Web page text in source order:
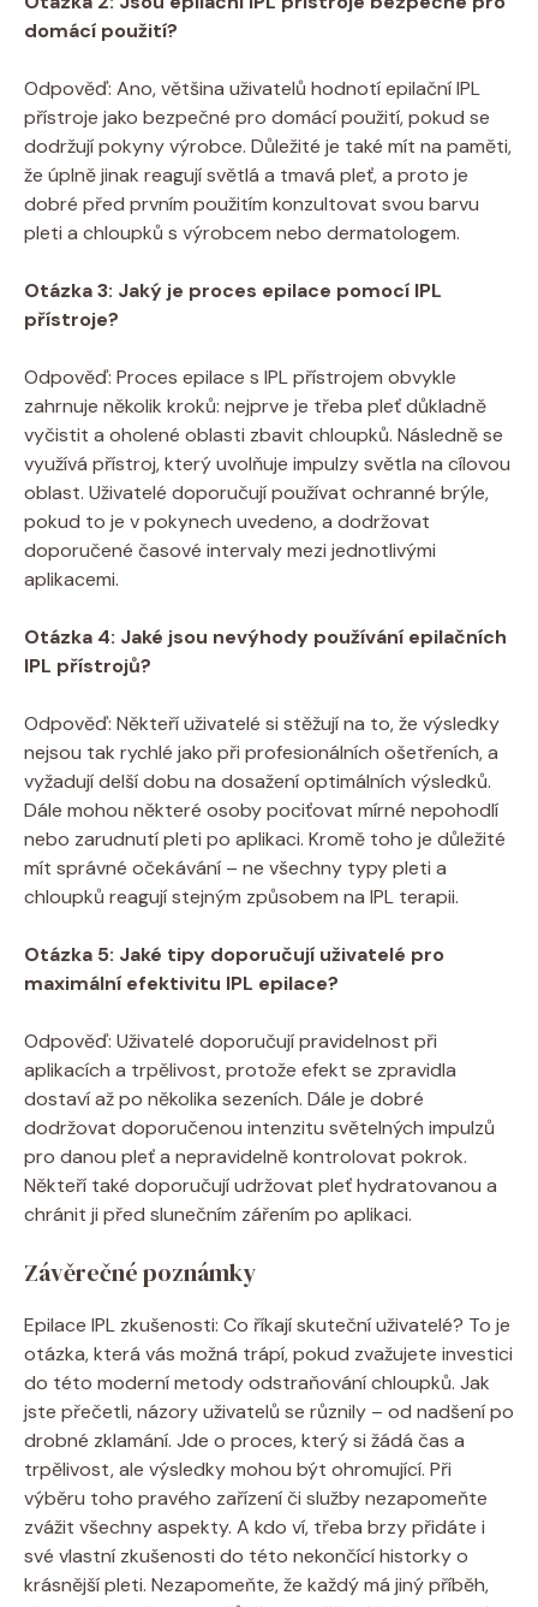
domácí použití?
Odpověď: Ano, většina uživatelů hodnotí epilační IPL
přístroje jako bezpečné pro domácí použití, pokud se
dodržují pokyny výrobce. Důležité je také mít na paměti,
že úplně jinak reagují světlá a tmavá pleť, a proto je
dobré před prvním použitím konzultovat svou barvu
pleti a chloupků s výrobcem nebo dermatologem.
Otázka 3: Jaký je proces epilace pomocí IPL
přístroje?
Odpověď: Proces epilace s IPL přístrojem obvykle
zahrnuje několik kroků: nejprve je třeba pleť důkladně
vyčistit a oholené oblasti zbavit chloupků. Následně se
využívá přístroj, který uvolňuje impulzy světla na cílovou
oblast. Uživatelé doporučují používat ochranné brýle,
pokud to je v pokynech uvedeno, a dodržovat
doporučené časové intervaly mezi jednotlivými
aplikacemi.
Otázka 4: Jaké jsou nevýhody používání epilačních
IPL přístrojů?
Odpověď: Někteří uživatelé si stěžují na to, že výsledky
nejsou tak rychlé jako při profesionálních ošetřeních, a
vyžadují delší dobu na dosažení optimálních výsledků.
Dále mohou některé osoby pociťovat mírné nepohodlí
nebo zarudnutí pleti po aplikaci. Kromě toho je důležité
mít správné očekávání – ne všechny typy pleti a
chloupků reagují stejným způsobem na IPL terapii.
Otázka 5: Jaké tipy doporučují uživatelé pro
maximální efektivitu IPL epilace?
Odpověď: Uživatelé doporučují pravidelnost při
aplikacích a trpělivost, protože efekt se zpravidla
dostaví až po několika sezeních. Dále je dobré
dodržovat doporučenou intenzitu světelných impulzů
pro danou pleť a nepravidelně kontrolovat pokrok.
Někteří také doporučují udržovat pleť hydratovanou a
chránit ji před slunečním zářením po aplikaci.
Závěrečné poznámky
Epilace IPL zkušenosti: Co říkají skuteční uživatelé? To je
otázka, která vás možná trápí, pokud zvažujete investici
do této moderní metody odstraňování chloupků. Jak
jste přečetli, názory uživatelů se různily – od nadšení po
drobné zklamání. Jde o proces, který si žádá čas a
trpělivost, ale výsledky mohou být ohromující. Při
výběru toho pravého zařízení či služby nezapomeňte
zvážit všechny aspekty. A kdo ví, třeba brzy přidáte i
své vlastní zkušenosti do této nekončící historky o
krásnější pleti. Nezapomeňte, že každý má jiný příběh,